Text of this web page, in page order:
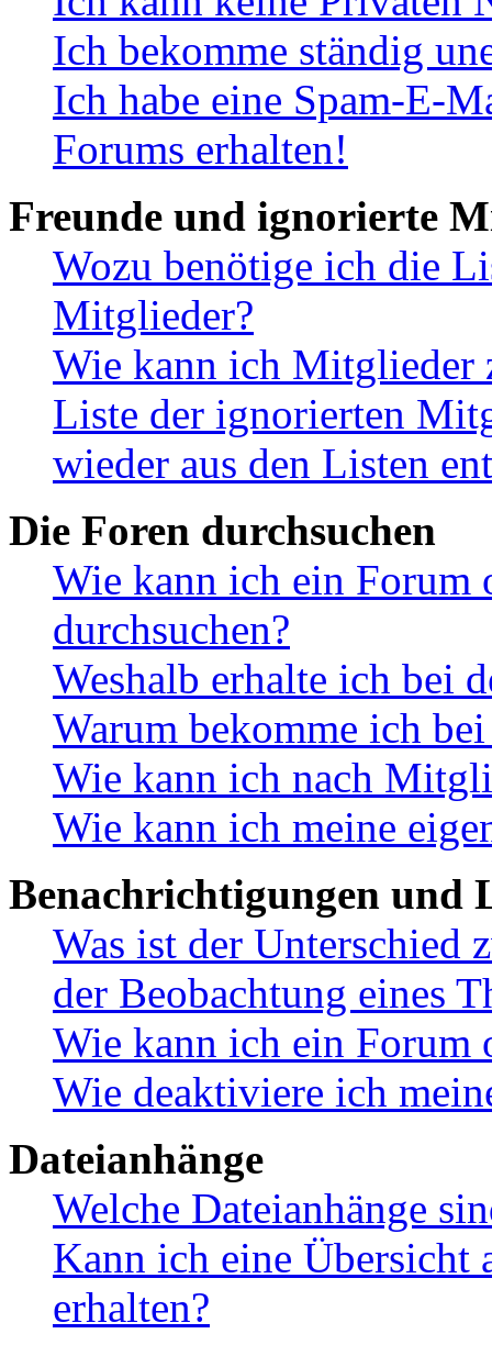
Ich bekomme ständig
Ich habe eine Spam-E-
Forums erhalten!
Freunde und ignorierte
Wozu benötige ich die
Mitglieder?
Wie kann ich Mitglieder
Liste der ignorierten
wieder aus den Listen
Die Foren durchsuchen
Wie kann ich ein Forum
durchsuchen?
Weshalb erhalte ich bei
Warum bekomme ich
Wie kann ich nach
Wie kann ich meine
Benachrichtigungen und
Was ist der Unterschied
der Beobachtung eines
Wie kann ich ein Forum
Wie deaktiviere ich
Dateianhänge
Welche Dateianhänge
Kann ich eine Übersicht
erhalten?